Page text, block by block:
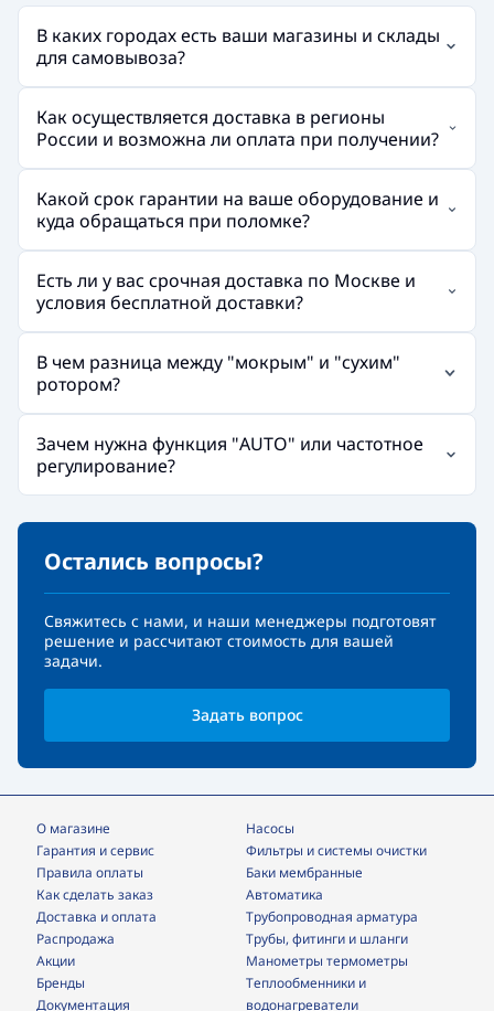
В каких городах есть ваши магазины и склады
для самовывоза?
Как осуществляется доставка в регионы
России и возможна ли оплата при получении?
Какой срок гарантии на ваше оборудование и
куда обращаться при поломке?
Есть ли у вас срочная доставка по Москве и
условия бесплатной доставки?
В чем разница между "мокрым" и "сухим"
ротором?
Зачем нужна функция "AUTO" или частотное
регулирование?
Остались вопросы?
Свяжитесь с нами, и наши менеджеры подготовят
решение и рассчитают стоимость для вашей
задачи.
Задать вопрос
О магазине
Гарантия и сервис
Правила оплаты
Как сделать заказ
Доставка и оплата
Распродажа
Акции
Бренды
Документация
Насосы
фильтры и системы очистки
Баки мембранные
Автоматика
трубопроводная арматура
трубы, фитинги и шланги
манометры термометры
теплообменники и
водонагреватели